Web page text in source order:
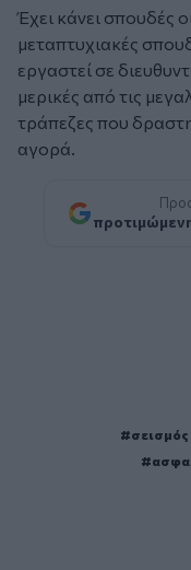
Έχει κάνει σπουδές
μεταπτυχιακές
εργαστεί σε
μερικές από τις
τράπεζες που
αγορά.